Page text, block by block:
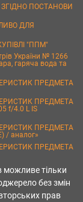
ЗГІДНО ПОСТАНОВИ
ДЛЯ
"ППМ"
України № 1266
гаряча вода та
ПРЕДМЕТА
ПРЕДМЕТА
f/4.0 L IS
ПРЕДМЕТА
/ аналог»
ПРЕДМЕТА
можливе тільки
без змін
прав